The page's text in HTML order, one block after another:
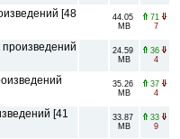
[48
44.05
MB
71
7
24.59
MB
36
4
35.26
MB
37
4
[41
33.87
MB
33
9